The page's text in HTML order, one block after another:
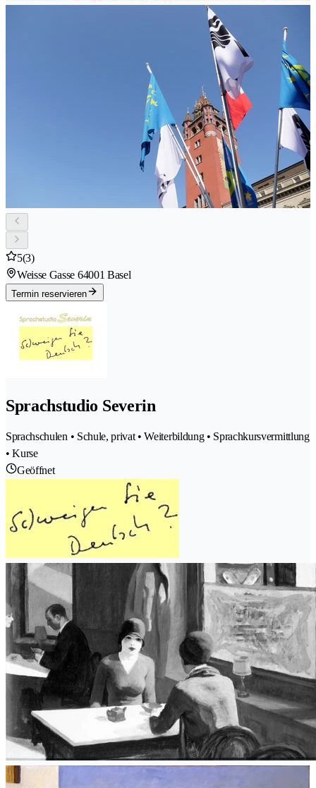
5(3)
Weisse Gasse 64001 Basel
Termin reservieren
Sprachstudio Severin
Sprachschulen • Schule, privat • Weiterbildung • Sprachkursvermittlung
• Kurse
Geöffnet